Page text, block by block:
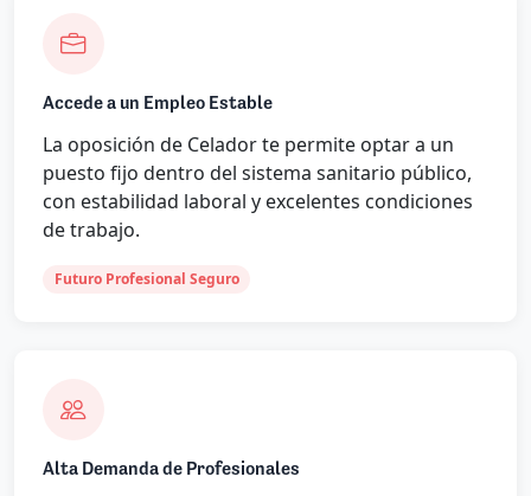
Accede a un Empleo Estable
La oposición de Celador te permite optar a un
puesto fijo dentro del sistema sanitario público,
con estabilidad laboral y excelentes condiciones
de trabajo.
Futuro Profesional Seguro
Alta Demanda de Profesionales